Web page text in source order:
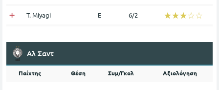
T. Miyagi Ε 6/2 ☆☆☆☆☆
★★★★★
Αλ Σαντ
Παίχτης Θέση Συμ/Γκολ Αξιολόγηση